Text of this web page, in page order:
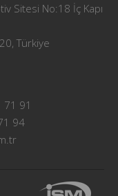
Sitesi No:18 İç Kapı
Türkiye
71 91
94